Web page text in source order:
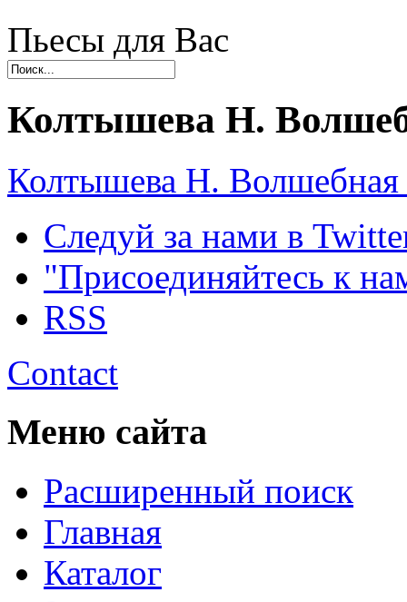
Пьесы для Вас
Колтышева Н.
Колтышева Н. Волшебная
Следуй за нами в
"Присоединяйтесь к
RSS
Contact
Меню сайта
Расширенный поиск
Главная
Каталог